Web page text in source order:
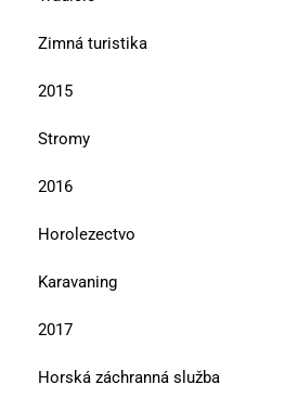
Zimná turistika
2015
Stromy
2016
Horolezectvo
Karavaning
2017
Horská záchranná služba